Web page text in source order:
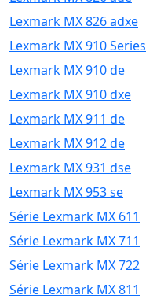
Lexmark MX 826 adxe
Lexmark MX 910 Series
Lexmark MX 910 de
Lexmark MX 910 dxe
Lexmark MX 911 de
Lexmark MX 912 de
Lexmark MX 931 dse
Lexmark MX 953 se
Série Lexmark MX 611
Série Lexmark MX 711
Série Lexmark MX 722
Série Lexmark MX 811